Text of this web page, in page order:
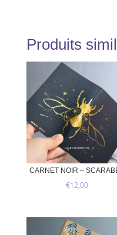
Produits
CARNET NOIR –
€12,00